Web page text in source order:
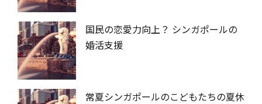
国民の恋愛力向上？ シンガポールの
婚活支援
常夏シンガポールのこどもたちの夏休